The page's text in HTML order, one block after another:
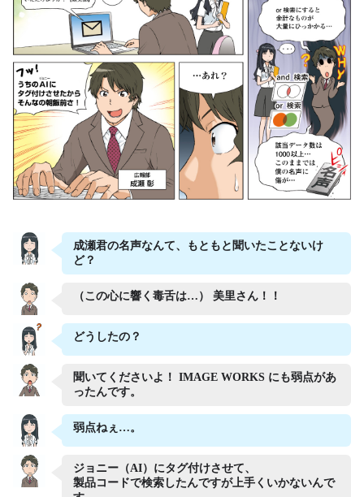
利用規約
導入事例
FAQ
お役立ち資料
無料体験版の
資料請求
サイトマップ
成瀬君の名声なんて、もともと聞いたことないけ
ど？
（この心に響く毒舌は…） 美里さん！！
どうしたの？
聞いてくださいよ！ IMAGE WORKS にも弱点があ
ったんです。
弱点ねぇ…。
ジョニー（AI）にタグ付けさせて、
製品コードで検索したんですが上手くいかないんで